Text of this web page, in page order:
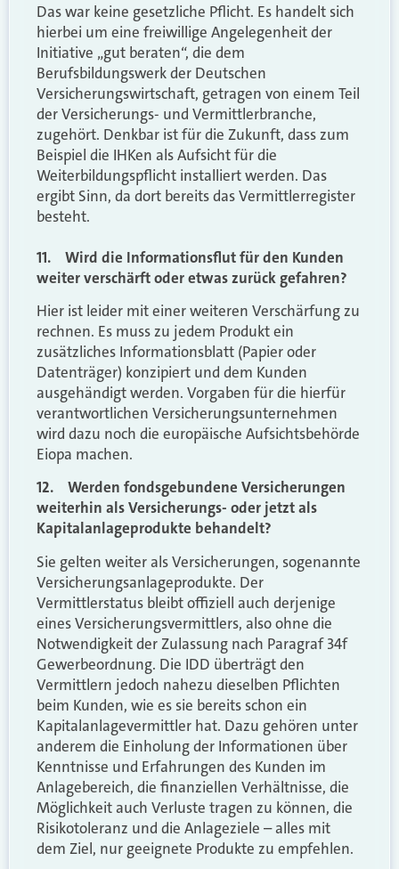
Das war keine gesetzliche Pflicht. Es handelt sich
hierbei um eine freiwillige Angelegenheit der
Initiative „gut beraten“, die dem
Berufsbildungswerk der Deutschen
Versicherungswirtschaft, getragen von einem Teil
der Versicherungs- und Vermittlerbranche,
zugehört. Denkbar ist für die Zukunft, dass zum
Beispiel die IHKen als Aufsicht für die
Weiterbildungspflicht installiert werden. Das
ergibt Sinn, da dort bereits das Vermittlerregister
besteht.
11. Wird die Informationsflut für den Kunden
weiter verschärft oder etwas zurück gefahren?
Hier ist leider mit einer weiteren Verschärfung zu
rechnen. Es muss zu jedem Produkt ein
zusätzliches Informationsblatt (Papier oder
Datenträger) konzipiert und dem Kunden
ausgehändigt werden. Vorgaben für die hierfür
verantwortlichen Versicherungsunternehmen
wird dazu noch die europäische Aufsichtsbehörde
Eiopa machen.
12. Werden fondsgebundene Versicherungen
weiterhin als Versicherungs- oder jetzt als
Kapitalanlageprodukte behandelt?
Sie gelten weiter als Versicherungen, sogenannte
Versicherungsanlageprodukte. Der
Vermittlerstatus bleibt offiziell auch derjenige
eines Versicherungsvermittlers, also ohne die
Notwendigkeit der Zulassung nach Paragraf 34f
Gewerbeordnung. Die IDD überträgt den
Vermittlern jedoch nahezu dieselben Pflichten
beim Kunden, wie es sie bereits schon ein
Kapitalanlagevermittler hat. Dazu gehören unter
anderem die Einholung der Informationen über
Kenntnisse und Erfahrungen des Kunden im
Anlagebereich, die finanziellen Verhältnisse, die
Möglichkeit auch Verluste tragen zu können, die
Risikotoleranz und die Anlageziele – alles mit
dem Ziel, nur geeignete Produkte zu empfehlen.